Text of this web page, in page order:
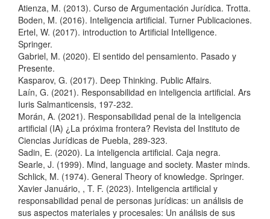
Atienza, M. (2013). Curso de Argumentación Jurídica. Trotta.
Boden, M. (2016). Inteligencia artificial. Turner Publicaciones.
Ertel, W. (2017). introduction to Artificial Intelligence.
Springer.
Gabriel, M. (2020). El sentido del pensamiento. Pasado y
Presente.
Kasparov, G. (2017). Deep Thinking. Public Affairs.
Laín, G. (2021). Responsabilidad en inteligencia artificial. Ars
Iuris Salmanticensis, 197-232.
Morán, A. (2021). Responsabilidad penal de la inteligencia
artificial (IA) ¿La próxima frontera? Revista del Instituto de
Ciencias Jurídicas de Puebla, 289-323.
Sadin, E. (2020). La inteligencia artificial. Caja negra.
Searle, J. (1999). Mind, language and society. Master minds.
Schlick, M. (1974). General Theory of knowledge. Springer.
Xavier Januário, , T. F. (2023). Inteligencia artificial y
responsabilidad penal de personas jurídicas: un análisis de
sus aspectos materiales y procesales: Un análisis de sus